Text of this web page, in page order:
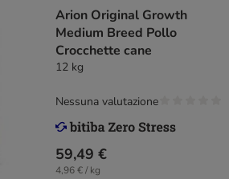
Arion Original Growth
Medium Breed Pollo
Crocchette cane
12 kg
59,49 €
4,96 € / kg
Nessuna valutazione